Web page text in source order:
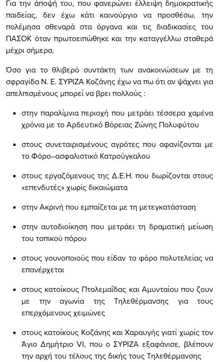
Για την άποψή του, που φανερώνει έλλειψη δημοκρατικής
παιδείας, δεν έχω κάτι καινούργιο να προσθέσω, την
πολέμησα σθεναρά στα όργανα και τις διαδικασίες του
ΠΑΣΟΚ όταν πρωτοειπώθηκε και την καταγγέλλω σταθερά
μέχρι σήμερα.
Όσο για το θλιβερό συντάκτη των ανακοινώσεων με τη
σφραγίδα Ν. Ε. ΣΥΡΙΖΑ Κοζάνης έχω να πω ότι αν ψάχνει για
απελπισμένους μπορεί να βρει πολλούς :
στην παραλίμνια περιοχή που μετράει τέσσερα χαμένα
χρόνια με το Αρδευτικό Βόρειας Ζώνης Πολυφύτου
στους συνεταιρισμένους αγρότες που αφανίζονται με
το Φόρο–ασφαλιστικό Κατρούγκαλου
στους εργαζόμενους της Δ.Ε.Η. που δωρίζονται στους
«επενδυτές» χωρίς δικαιώματα
στην Ακρινή που εμπαίζεται με τη μετεγκατάσταση
στην αυτοδιοίκηση που μετράει τη δραματική μείωση
του τοπικού πόρου
στους γουνοποιούς που είδαν το φόρο πολυτελείας να
επανέρχεται
στους κατοίκους Πτολεμαΐδας και Αμυνταίου που ζουν
με την αγωνία της Τηλεθέρμανσης για τους
επερχόμενους χειμώνες
στους κατοίκους Κοζάνης και Χαραυγής γιατί χωρίς τον
Άγιο Δημήτριο VI, που ο ΣΥΡΙΖΑ εξαφάνισε, βλέπουν
την αρχή του τέλους της δικής τους Τηλεθέρμανσης